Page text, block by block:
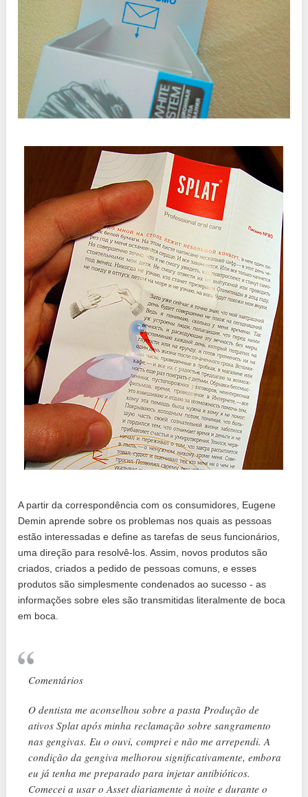
A partir da correspondência com os consumidores, Eugene
Demin aprende sobre os problemas nos quais as pessoas
estão interessadas e define as tarefas de seus funcionários,
uma direção para resolvê-los. Assim, novos produtos são
criados, criados a pedido de pessoas comuns, e esses
produtos são simplesmente condenados ao sucesso - as
informações sobre eles são transmitidas literalmente de boca
em boca.
Comentários
O dentista me aconselhou sobre a pasta Produção de
ativos Splat após minha reclamação sobre sangramento
nas gengivas. Eu o ouvi, comprei e não me arrependi. A
condição da gengiva melhorou significativamente, embora
eu já tenha me preparado para injetar antibióticos.
Comecei a usar o Asset diariamente à noite e durante o